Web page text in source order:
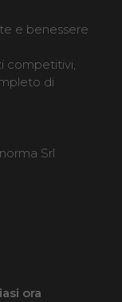
e benessere
competitivi,
di
Srl
ora